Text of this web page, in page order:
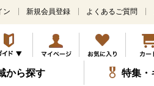
メ
ン
コ
ン
テ
ン 新規会員登録 よくあるご質問
から探す 特集・